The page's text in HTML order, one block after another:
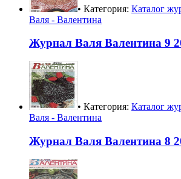
• Категория: Каталог
Валя - Валентина
Журнал Валя Валентина 9
• Категория: Каталог
Валя - Валентина
Журнал Валя Валентина 8